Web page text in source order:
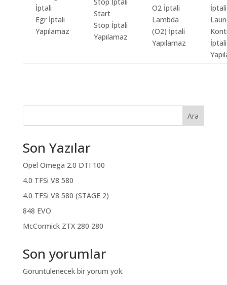
Egr İptali
Yapılamaz
Start
Stop İptali
Yapılamaz
Lambda
(O2) İptali
Yapılamaz
İptali
Ara
Son Yazılar
Opel Omega 2.0 DTI 100
4.0 TFSi V8 580
4.0 TFSi V8 580 (STAGE 2)
848 EVO
McCormick ZTX 280 280
Son yorumlar
Görüntülenecek bir yorum yok.